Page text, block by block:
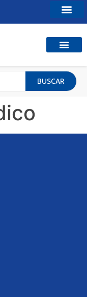
BUSCAR